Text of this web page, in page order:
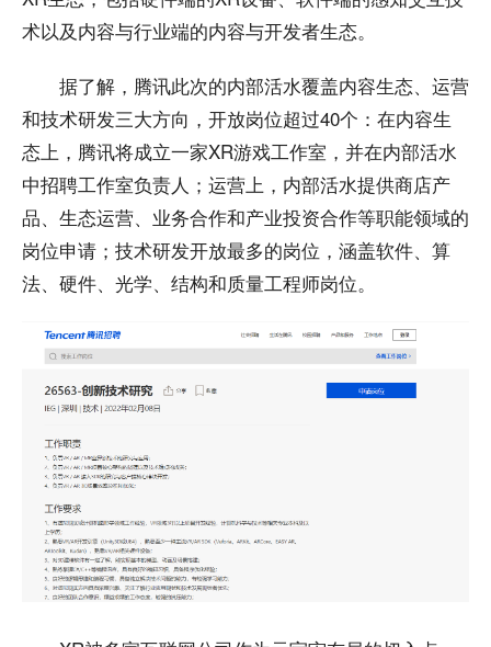
术以及内容与行业端的内容与开发者生态。
据了解，腾讯此次的内部活水覆盖内容生态、运营
和技术研发三大方向，开放岗位超过40个：在内容生
态上，腾讯将成立一家XR游戏工作室，并在内部活水
中招聘工作室负责人；运营上，内部活水提供商店产
品、生态运营、业务合作和产业投资合作等职能领域的
岗位申请；技术研发开放最多的岗位，涵盖软件、算
法、硬件、光学、结构和质量工程师岗位。